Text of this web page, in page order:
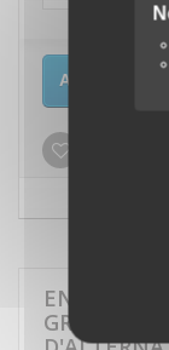
Ajouter au
EN SAVOIR
GRIFFES